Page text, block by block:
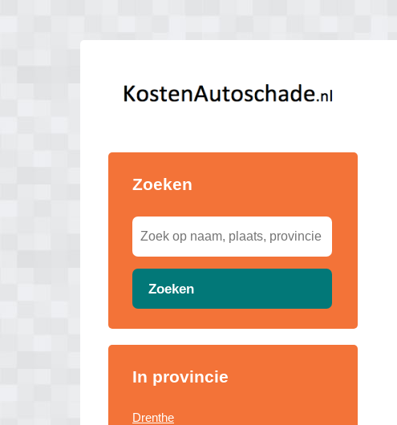
Zoeken
Zoeken
In provincie
Drenthe